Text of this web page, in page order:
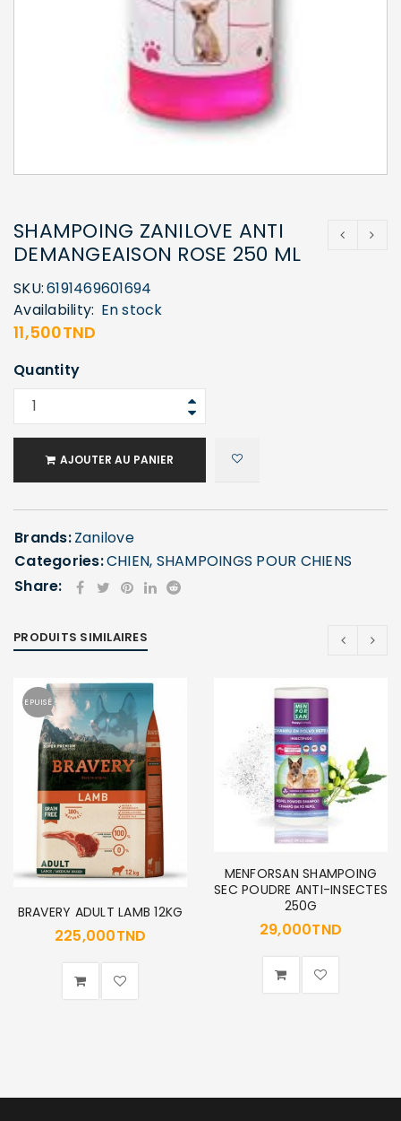
CONNECTER
ou e-mail
de passe*
Se souvenir de moi
SE CONNECTER
DE PASSE PERDU ?
SHAMPOING ZANILOVE ANTI
DEMANGEAISON ROSE 250 ML
SKU:6191469601694
Availability: En stock
11,500TND
Quantity
AJOUTER AU PANIER
Brands:Zanilove
Categories:CHIEN, SHAMPOINGS POUR CHIENS
Share:
PRODUITS SIMILAIRES
EPUISÉ
BRAVERY ADULT LAMB 12KG
225,000TND
MENFORSAN SHAMPOING
SEC POUDRE ANTI-INSECTES
250G
29,000TND